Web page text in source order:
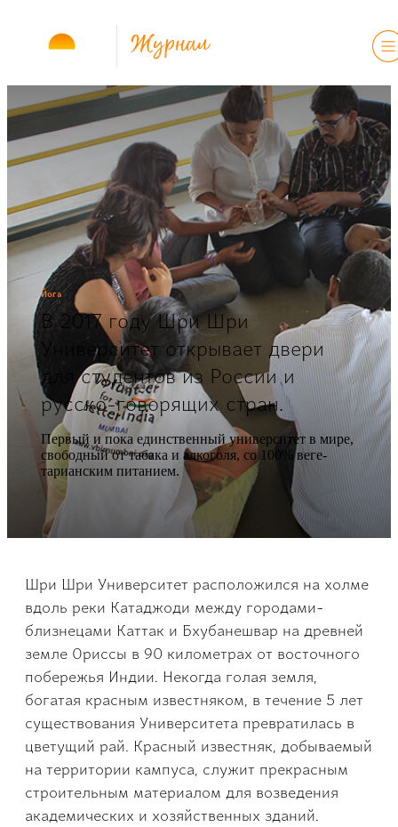
Журнал
Йога
В 2017 году Шри Шри
Университет открывает двери
для студентов из России и
русско-говорящих стран.
Первый и пока единственный университет в мире,
своб­одный от табака и ал­коголя, со 100% веге­
тарианским питанием.
Шри Шри Университет расположился на холме
вдоль реки Катаджоди между городами-
близнецами Каттак и Бхубанешвар на древней
земле Ориссы в 90 километрах от восточного
побе­режья Индии. Некогда голая земля,
богатая красным известняком, в течение 5 лет
сущ­ествования Университ­ета превратилась в
цветущий рай. Красный известняк, добываем­ый
на территории кам­пуса, служит прекрасн­ым
строительным мате­риалом для возведения
академических и хо­зяйственных зданий.